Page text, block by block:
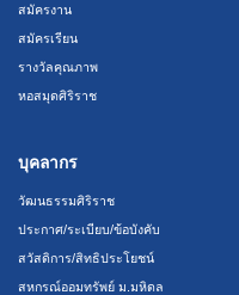
สมัครงาน
สมัครเรียน
รางวัลคุณภาพ
หอสมุดศิริราช
บุคลากร
วัฒนธรรมศิริราช
ประกาศ/ระเบียบ/ข้อบังคับ
สวัสดิการ/สิทธิประโยชน์
สหกรณ์ออมทรัพย์ ม.มหิดล